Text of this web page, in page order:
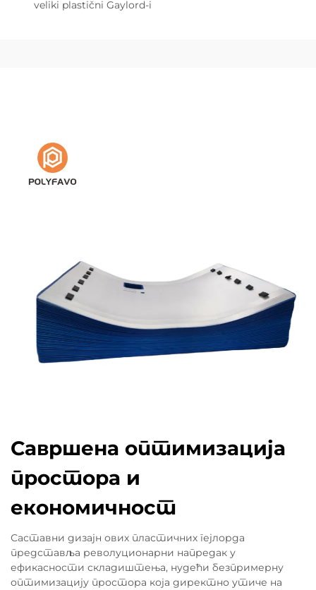
veliki plastični Gaylord-i
Савршена оптимизација
простора и
економичност
Саставни дизајн ових пластичних гејлорда
представља револуционарни напредак у
ефикасности складиштења, нудећи безпримерну
оптимизацију простора која директно утиче на